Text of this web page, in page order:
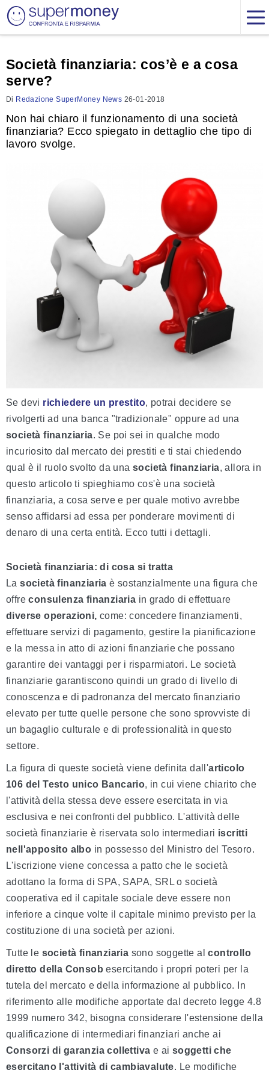
Società finanziaria: cos’è e a cosa
serve?
Di Redazione SuperMoney News 26-01-2018
Non hai chiaro il funzionamento di una società
finanziaria? Ecco spiegato in dettaglio che tipo di
lavoro svolge.
Se devi richiedere un prestito, potrai decidere se
rivolgerti ad una banca "tradizionale" oppure ad una
società finanziaria. Se poi sei in qualche modo
incuriosito dal mercato dei prestiti e ti stai chiedendo
qual è il ruolo svolto da una società finanziaria, allora in
questo articolo ti spieghiamo cos'è una società
finanziaria, a cosa serve e per quale motivo avrebbe
senso affidarsi ad essa per ponderare movimenti di
denaro di una certa entità. Ecco tutti i dettagli.
Società finanziaria: di cosa si tratta
Lasocietà finanziaria è sostanzialmente una figura che
offreconsulenza finanziaria in grado di effettuare
diverse operazioni, come: concedere finanziamenti,
effettuare servizi di pagamento, gestire la pianificazione
e la messa in atto di azioni finanziarie che possano
garantire dei vantaggi per i risparmiatori. Le società
finanziarie garantiscono quindi un grado di livello di
conoscenza e di padronanza del mercato finanziario
elevato per tutte quelle persone che sono sprovviste di
un bagaglio culturale e di professionalità in questo
settore.
La figura di queste società viene definita dall'articolo
106 del Testo unico Bancario, in cui viene chiarito che
l'attività della stessa deve essere esercitata in via
esclusiva e nei confronti del pubblico. L'attività delle
società finanziarie è riservata solo intermediari iscritti
nell'apposito albo in possesso del Ministro del Tesoro.
L'iscrizione viene concessa a patto che le società
adottano la forma di SPA, SAPA, SRL o società
cooperativa ed il capitale sociale deve essere non
inferiore a cinque volte il capitale minimo previsto per la
costituzione di una società per azioni.
Tutte le società finanziaria sono soggette alcontrollo
diretto della Consob esercitando i propri poteri per la
tutela del mercato e della informazione al pubblico. In
riferimento alle modifiche apportate dal decreto legge 4.8
1999 numero 342, bisogna considerare l'estensione della
qualificazione di intermediari finanziari anche ai
Consorzi di garanzia collettiva e ai soggetti che
esercitano l'attività di cambiavalute. Le modifiche